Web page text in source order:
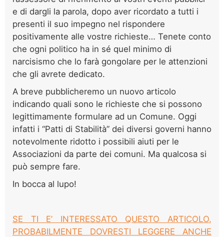
e di dargli la parola, dopo aver ricordato a tutti i
presenti il suo impegno nel rispondere
positivamente alle vostre richieste… Tenete conto
che ogni politico ha in sé quel minimo di
narcisismo che lo farà gongolare per le attenzioni
che gli avrete dedicato.
A breve pubblicheremo un nuovo articolo
indicando quali sono le richieste che si possono
legittimamente formulare ad un Comune. Oggi
infatti i “Patti di Stabilità” dei diversi governi hanno
notevolmente ridotto i possibili aiuti per le
Associazioni da parte dei comuni. Ma qualcosa si
può sempre fare.
In bocca al lupo!
SE TI E’ INTERESSATO QUESTO ARTICOLO,
PROBABILMENTE DOVRESTI LEGGERE ANCHE